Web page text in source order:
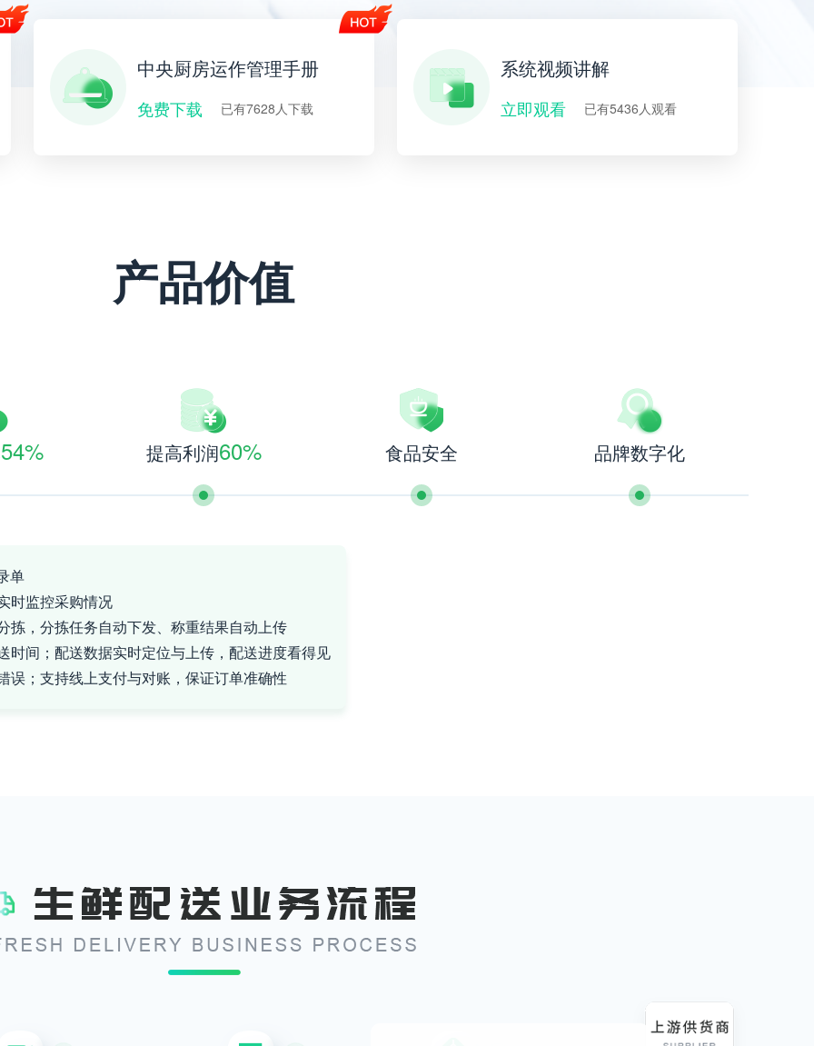
中央厨房运作管理手册
免费下载 已有7628人下载
系统视频讲解
立即观看 已有5436人观看
产品价值
单
时监控采购情况
拣，分拣任务自动下发、称重结果自动上传
时间；配送数据实时定位与上传，配送进度看得见
误；支持线上支付与对账，保证订单准确性
54% 提高利润60% 食品安全 品牌数字化